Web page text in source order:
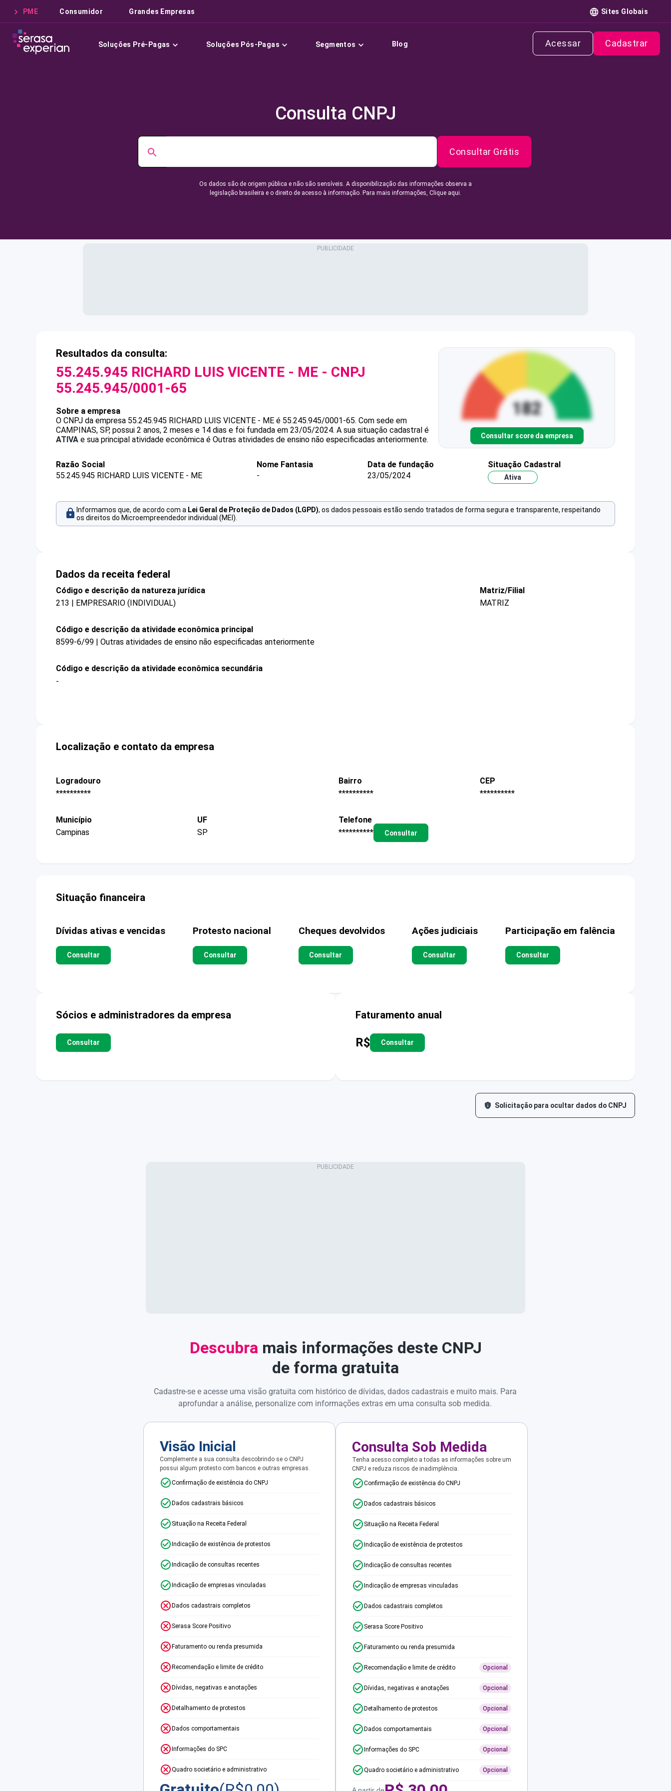
PME Consumidor Grandes Empresas Sites Globais
Soluções Pré-Pagas Soluções Pós-Pagas Segmentos Blog Acessar Cadastrar
Consulta CNPJ
Consultar Grátis
Os dados são de origem pública e não são sensíveis. A disponibilização das informações observa a
legislação brasileira e o direito de acesso à informação. Para mais informações, Clique aqui.
Resultados da consulta:
55.245.945 RICHARD LUIS VICENTE - ME - CNPJ
55.245.945/0001-65
Sobre a empresa
O CNPJ da empresa 55.245.945 RICHARD LUIS VICENTE - ME é 55.245.945/0001-65. Com sede em
CAMPINAS, SP, possui 2 anos, 2 meses e 14 dias e foi fundada em 23/05/2024. A sua situação cadastral é
ATIVA e sua principal atividade econômica é Outras atividades de ensino não especificadas anteriormente. Consultar score da empresa
Razão Social
55.245.945 RICHARD LUIS VICENTE - ME
Nome Fantasia
-
Data de fundação
23/05/2024
Situação Cadastral
Ativa
Informamos que, de acordo com a Lei Geral de Proteção de Dados (LGPD), os dados pessoais estão sendo tratados de forma segura e transparente, respeitando
os direitos do Microempreendedor individual (MEI).
Dados da receita federal
Código e descrição da natureza jurídica
213 | EMPRESARIO (INDIVIDUAL)
Matriz/Filial
MATRIZ
Código e descrição da atividade econômica principal
8599-6/99 | Outras atividades de ensino não especificadas anteriormente
Código e descrição da atividade econômica secundária
-
Localização e contato da empresa
Logradouro
**********
Bairro
**********
CEP
**********
Município
Campinas
UF
SP
Telefone
**********
Consultar
Situação financeira
Dívidas ativas e vencidas
Consultar
Protesto nacional
Consultar
Cheques devolvidos
Consultar
Ações judiciais
Consultar
Participação em falência
Consultar
Sócios e administradores da empresa
Consultar
Faturamento anual
R$ Consultar
Solicitação para ocultar dados do CNPJ
Descubra mais informações deste CNPJ
de forma gratuita
Cadastre-se e acesse uma visão gratuita com histórico de dívidas, dados cadastrais e muito mais. Para
aprofundar a análise, personalize com informações extras em uma consulta sob medida.
Visão Inicial
Complemente a sua consulta descobrindo se o CNPJ
possui algum protesto com bancos e outras empresas.
Confirmação de existência do CNPJ
Dados cadastrais básicos
Situação na Receita Federal
Indicação de existência de protestos
Indicação de consultas recentes
Indicação de empresas vinculadas
Dados cadastrais completos
Serasa Score Positivo
Faturamento ou renda presumida
Recomendação e limite de crédito
Dívidas, negativas e anotações
Detalhamento de protestos
Dados comportamentais
Informações do SPC
Quadro societário e administrativo
Consulta Sob Medida
Tenha acesso completo a todas as informações sobre um
CNPJ e reduza riscos de inadimplência.
Confirmação de existência do CNPJ
Dados cadastrais básicos
Situação na Receita Federal
Indicação de existência de protestos
Indicação de consultas recentes
Indicação de empresas vinculadas
Dados cadastrais completos
Serasa Score Positivo
Faturamento ou renda presumida
Recomendação e limite de crédito Opcional
Dívidas, negativas e anotações Opcional
Detalhamento de protestos Opcional
Dados comportamentais Opcional
Informações do SPC Opcional
Quadro societário e administrativo Opcional